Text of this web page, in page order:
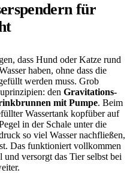
für
dass Hund oder Katze rund
haben, ohne dass die
werden muss. Grob
den Gravitations-
mit Pumpe. Beim
Wassertank kopfüber auf
in der Schale unter die
so viel Wasser nachfließen,
Das funktioniert vollkommen
versorgt das Tier selbst bei